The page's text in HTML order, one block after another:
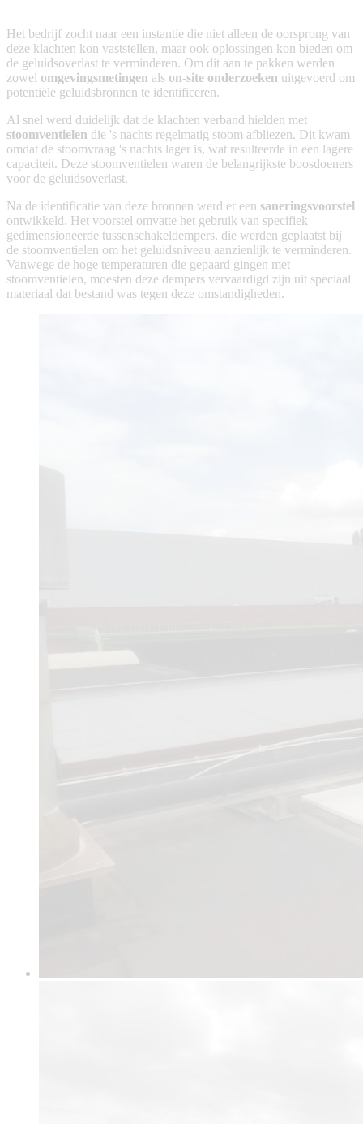
Het bedrijf zocht naar een instantie die niet alleen de oorsprong van
deze klachten kon vaststellen, maar ook oplossingen kon bieden om
de geluidsoverlast te verminderen. Om dit aan te pakken werden
zowel omgevingsmetingen als on-site onderzoeken uitgevoerd om
potentiële geluidsbronnen te identificeren.
Al snel werd duidelijk dat de klachten verband hielden met
stoomventielen die 's nachts regelmatig stoom afbliezen. Dit kwam
omdat de stoomvraag 's nachts lager is, wat resulteerde in een lagere
capaciteit. Deze stoomventielen waren de belangrijkste boosdoeners
voor de geluidsoverlast.
Na de identificatie van deze bronnen werd er een saneringsvoorstel
ontwikkeld. Het voorstel omvatte het gebruik van specifiek
gedimensioneerde tussenschakeldempers, die werden geplaatst bij
de stoomventielen om het geluidsniveau aanzienlijk te verminderen.
Vanwege de hoge temperaturen die gepaard gingen met
stoomventielen, moesten deze dempers vervaardigd zijn uit speciaal
materiaal dat bestand was tegen deze omstandigheden.